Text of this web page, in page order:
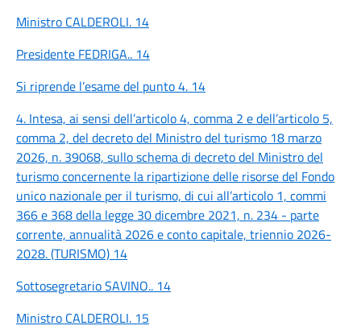
Ministro CALDEROLI. 14
Presidente FEDRIGA.. 14
Si riprende l’esame del punto 4. 14
4. Intesa, ai sensi dell’articolo 4, comma 2 e dell’articolo 5,
comma 2, del decreto del Ministro del turismo 18 marzo
2026, n. 39068, sullo schema di decreto del Ministro del
turismo concernente la ripartizione delle risorse del Fondo
unico nazionale per il turismo, di cui all’articolo 1, commi
366 e 368 della legge 30 dicembre 2021, n. 234 - parte
corrente, annualità 2026 e conto capitale, triennio 2026-
2028. (TURISMO) 14
Sottosegretario SAVINO.. 14
Ministro CALDEROLI. 15